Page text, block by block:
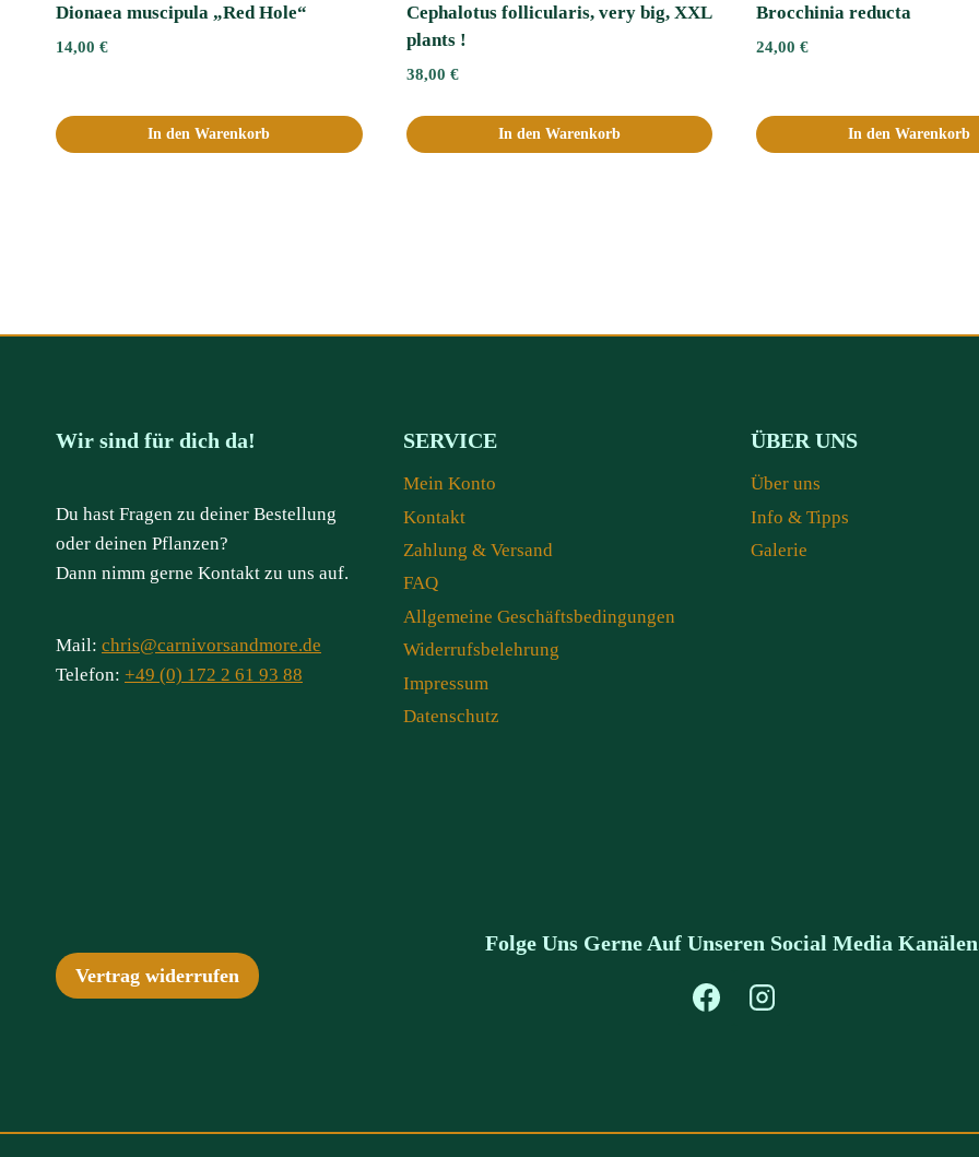
Dionaea muscipula „Red Hole“
14,00 €
In den Warenkorb
Cephalotus follicularis, very big, XXL
plants !
38,00 €
In den Warenkorb
Brocchinia reducta
24,00 €
In den Warenkorb
Wir sind für dich da!
Du hast Fragen zu deiner Bestellung
oder deinen Pflanzen?
Dann nimm gerne Kontakt zu uns auf.
Mail: chris@carnivorsandmore.de
Telefon: +49 (0) 172 2 61 93 88
SERVICE
Mein Konto
Kontakt
Zahlung & Versand
FAQ
Allgemeine Geschäftsbedingungen
Widerrufsbelehrung
Impressum
Datenschutz
ÜBER UNS
Über uns
Info & Tipps
Galerie
Vertrag widerrufen
Folge Uns Gerne Auf Unseren Social Media